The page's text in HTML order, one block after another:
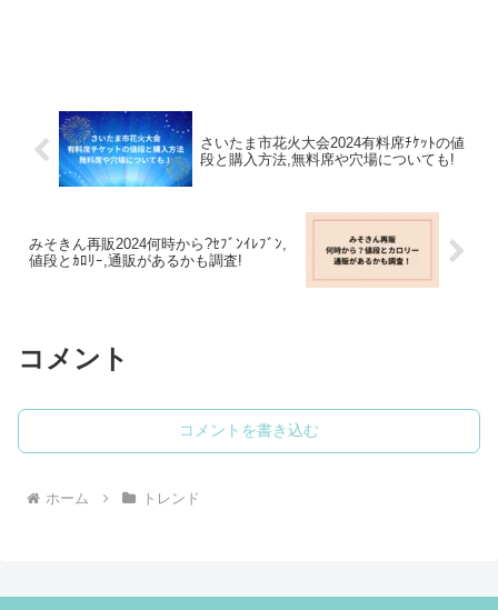
さいたま市花火大会2024有料席ﾁｹｯﾄの値
段と購入方法,無料席や穴場についても!
みそきん再販2024何時から?ｾﾌﾞﾝｲﾚﾌﾞﾝ,
値段とｶﾛﾘｰ,通販があるかも調査!
コメント
コメントを書き込む
ホーム トレンド